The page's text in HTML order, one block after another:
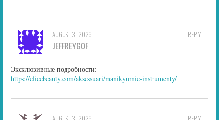
REPLY
AUGUST 3, 2026
JEFFREYGOF
Эксклюзивные подробности:
https://elicebeauty.com/aksessuari/manikyurnie-instrumenty/